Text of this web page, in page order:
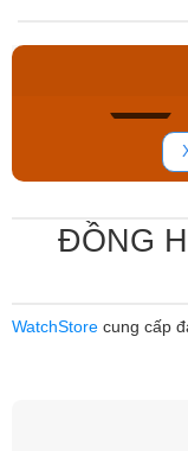
ĐỒNG
WatchStore cung cấp